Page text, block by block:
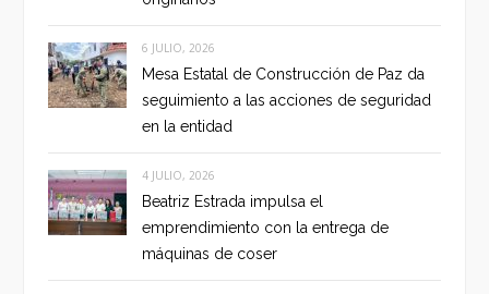
6 JULIO, 2026
Mesa Estatal de Construcción de Paz da
seguimiento a las acciones de seguridad
en la entidad
4 JULIO, 2026
Beatriz Estrada impulsa el
emprendimiento con la entrega de
máquinas de coser